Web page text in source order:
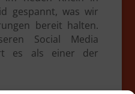
gespannt, was wir
bereit halten.
Social Media
es als einer der